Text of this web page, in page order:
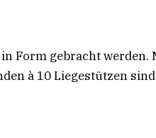
Form gebracht werden.
à 10 Liegestützen